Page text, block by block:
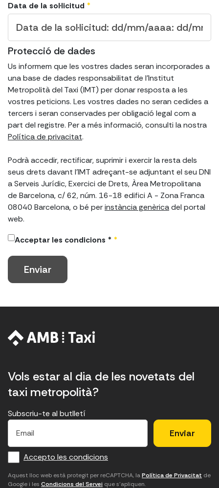
Data de la sol·licitud *
Protecció de dades
Us informem que les vostres dades seran incorporades a
una base de dades responsabilitat de l'Institut
Metropolità del Taxi (IMT) per donar resposta a les
vostres peticions. Les vostres dades no seran cedides a
tercers i seran conservades per obligació legal com a
part del registre. Per a més informació, consulti la nostra
Política de privacitat.
Podrà accedir, rectificar, suprimir i exercir la resta dels
seus drets davant l’IMT adreçant-se adjuntant el seu DNI
a Serveis Jurídic, Exercici de Drets, Àrea Metropolitana
de Barcelona, c/ 62, núm. 16-18 edifici A - Zona Franca
08040 Barcelona, o bé perinstància genèricadel portal
web.
Acceptar les condicions * *
Vols estar al dia de les novetats del
taxi metropolità?
E
f
o
r
E
c
a
m
H
u
d
'
×
Subscriu-te al butlletí
E
a
i
Accepto les condicions
Aquest lloc web està protegit per reCAPTCHA, laPolítica de Privacitat de
Google i les Condicions del Servei que s'apliquen.